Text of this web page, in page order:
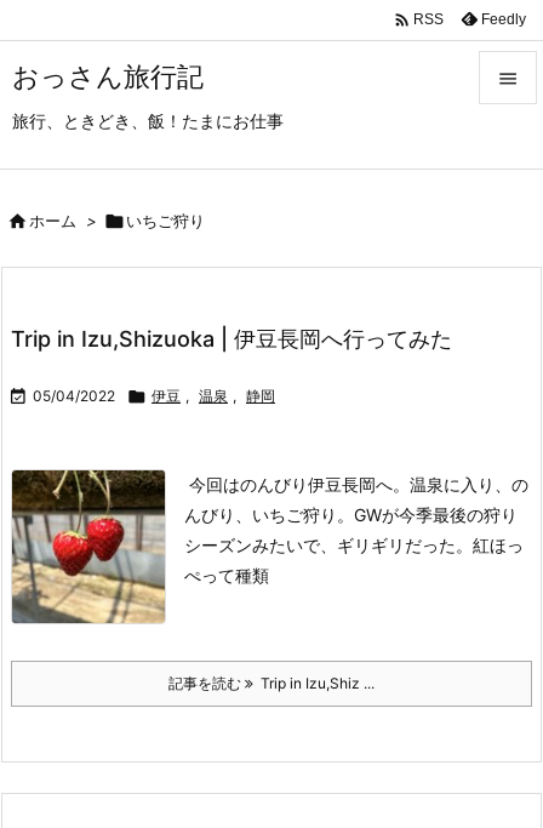
おっさん旅行記
旅行、ときどき、飯！たまにお仕事

 RSS Feedly
ホーム > いちご狩り
Trip in Izu,Shizuoka | 伊豆長岡へ行ってみた
 05/04/2022  伊豆 , 温泉 , 静岡
今回はのんびり伊豆長岡へ。 温泉に入り、の
んびり、いちご狩り。 GWが今季最後の狩り
シーズンみたいで、ギリギリだった。 紅ほっ
ぺって種類
記事を読む Trip in Izu,Shiz ...